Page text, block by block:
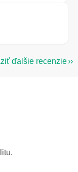
ďalšie recenzie